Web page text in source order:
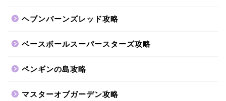
ヘブンバーンズレッド攻略
ベースボールスーパースターズ攻略
ペンギンの島攻略
マスターオブガーデン攻略